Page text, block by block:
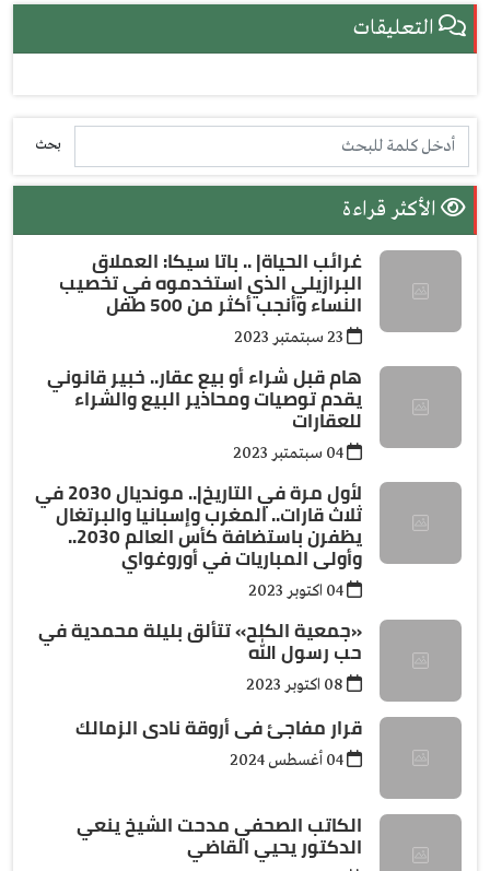
التعليقات
بحث
الأكثر قراءة
غرائب الحياة| .. باتا سيكا: العملاق
البرازيلي الذي استخدموه في تخصيب
النساء وأنجب أكثر من 500 طفل
هام قبل شراء أو بيع عقار.. خبير قانوني
يقدم توصيات ومحاذير البيع والشراء
للعقارات
لأول مرة في التاريخ|.. مونديال 2030 في
ثلاث قارات.. المغرب وإسبانيا والبرتغال
يظفرن باستضافة كأس العالم 2030..
وأولى المباريات في أوروغواي
«جمعية الكلح» تتألق بليلة محمدية في
حب رسول الله
قرار مفاجئ فى أروقة نادى الزمالك
الكاتب الصحفي مدحت الشيخ ينعي
الدكتور يحيي القاضي